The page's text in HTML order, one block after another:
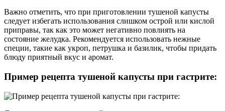
Важно отметить, что при приготовлении тушеной капусты
следует избегать использования слишком острой или кислой
приправы, так как это может негативно повлиять на
состояние желудка. Рекомендуется использовать нежные
специи, такие как укроп, петрушка и базилик, чтобы придать
блюду приятный вкус и аромат.
Пример рецепта тушеной капусты при гастрите: